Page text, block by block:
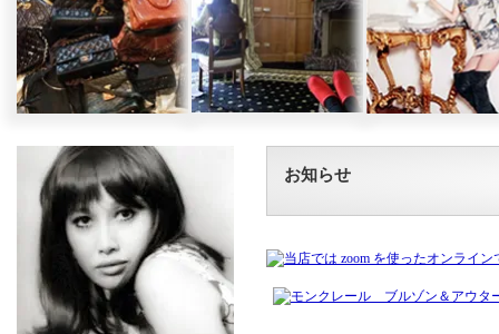
お知らせ